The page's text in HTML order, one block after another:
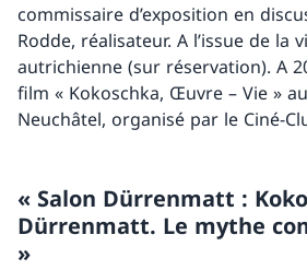
commissaire d’exposition en
Rodde, réalisateur. A l’issue de la
autrichienne (sur réservation). A
film « Kokoschka, Œuvre – Vie »
Neuchâtel, organisé par le Ciné-
« Salon Dürrenmatt :
Dürrenmatt. Le mythe
»